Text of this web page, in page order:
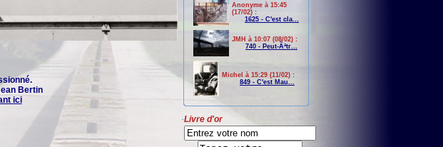
Bertin
ici
Anonyme à 15:45
(17/02) :
1625 - C'est cla...
JMH à 10:07 (08/02) :
740 - Peut-Ãªtr...
Michel à 15:29 (11/02) :
849 - C'est Mau...
Livre d'or